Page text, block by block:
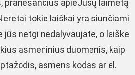
pranešančius apieJūsų laimėtą
tokie laiškai yra siunčiami
jūs netgi nedalyvaujate, o laiške
asmeninius duomenis, kaip
asmens kodas ar el.